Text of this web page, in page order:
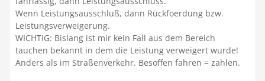
Wenn Leistungsausschluß, dann Rückfoerdung bzw.
Leistungsverweigerung.
WICHTIG: Bislang ist mir kein Fall aus dem Bereich
tauchen bekannt in dem die Leistung verweigert wurde!
Anders als im Straßenverkehr. Besoffen fahren = zahlen.